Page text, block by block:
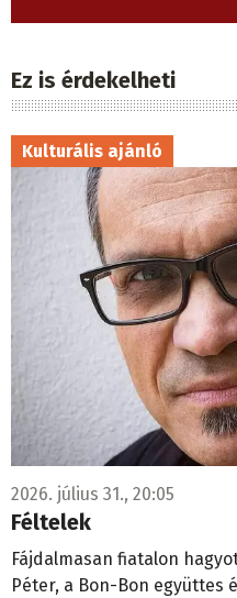
Ez is érdekelheti
Kulturális ajánló
2026. július 31., 20:05
Féltelek
Fájdalmasan fiatalon
Péter, a Bon-Bon együttes